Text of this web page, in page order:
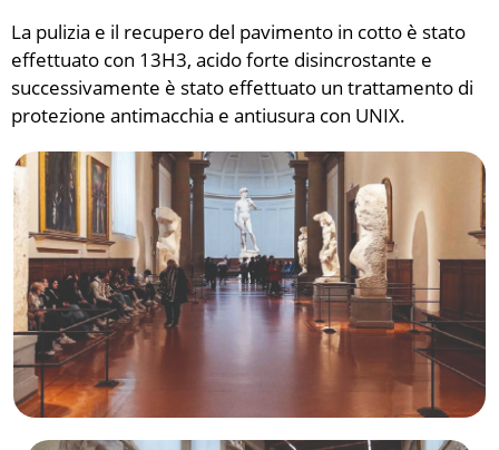
La pulizia e il recupero del pavimento in cotto è stato
effettuato con 13H3, acido forte disincrostante e
successivamente è stato effettuato un trattamento di
protezione antimacchia e antiusura con UNIX.